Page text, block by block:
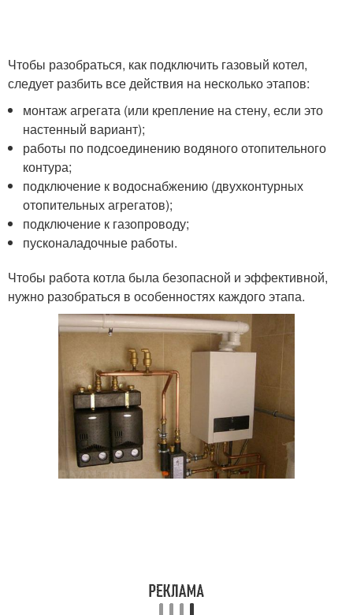
Чтобы разобраться, как подключить газовый котел,
следует разбить все действия на несколько этапов:
монтаж агрегата (или крепление на стену, если это
настенный вариант);
работы по подсоединению водяного отопительного
контура;
подключение к водоснабжению (двухконтурных
отопительных агрегатов);
подключение к газопроводу;
пусконаладочные работы.
Чтобы работа котла была безопасной и эффективной,
нужно разобраться в особенностях каждого этапа.